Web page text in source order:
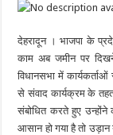
देहरादून । भाजपा के
काम अब जमीन पर
विधानसभा में
से संवाद कार्यक्रम के तहत
संबोधित करते हुए
आसान हो गया है तो